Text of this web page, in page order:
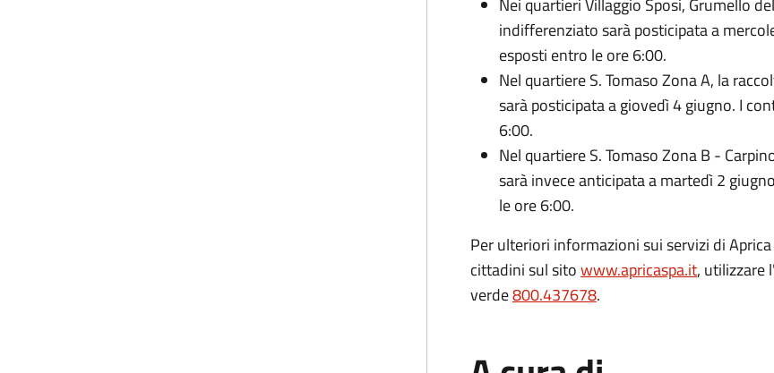
Nei quartieri Villaggio Sposi, Grumello
indifferenziato sarà posticipata a
esposti entro le ore 6:00.
Nel quartiere S. Tomaso Zona A, la
sarà posticipata a giovedì 4 giugno. I
6:00.
Nel quartiere S. Tomaso Zona B -
sarà invece anticipata a martedì 2
le ore 6:00.
Per ulteriori informazioni sui servizi di
cittadini sul sitowww.apricaspa.it, utilizzare l'
verde800.437678.